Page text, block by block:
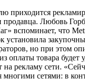
приходится
Любовь
вспоминает, что
установила
но при этом
оплаты товара будет
рекламу сети.
многими сетями: в